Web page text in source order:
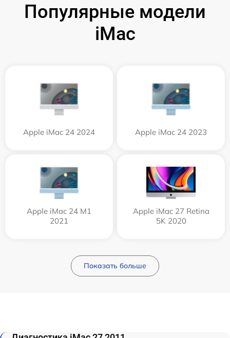
Популярные модели
iMac
Apple iMac 24 2024 Apple iMac 24 2023
Apple iMac 24 M1
2021
Apple iMac 27 Retina
5K 2020
Показать больше